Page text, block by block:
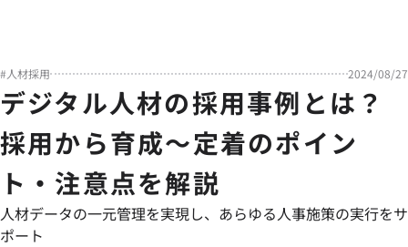
#人材採用 2024/08/27
デジタル人材の採用事例とは？
採用から育成～定着のポイン
ト・注意点を解説
人材データの一元管理を実現し、あらゆる人事施策の実行をサ
ポート